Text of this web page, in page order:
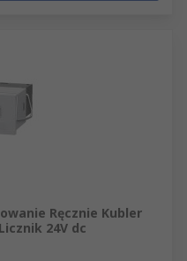
Ręcznie Kubler
24V dc